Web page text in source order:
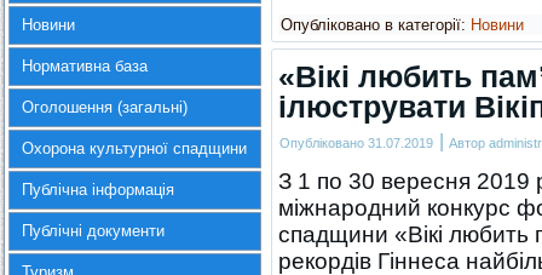
Новини
Нормативна база
Оголошення (загальні)
Охорона культурної спадщини
Публічна інформація
Публічні документи
Опубліковано в категорії: Новини
«Вікі любить
ілюструвати
Опубліковано 31.07.2019 | Автор
З 1 по 30 вересня 2019
міжнародний конкурс
спадщини «Вікі любить
рекордів Гіннеса